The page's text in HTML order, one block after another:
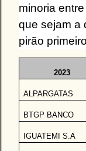
minoria
que sejam a
pirão
2023
ALPARGATAS
BTGP BANCO
IGUATEMI S.A